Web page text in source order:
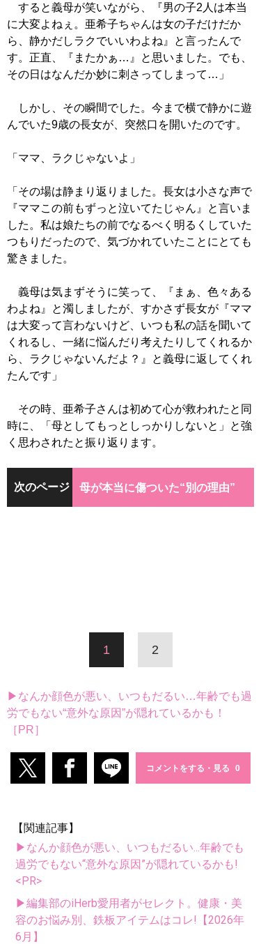
すると義母が笑いながら、『男の子2人は本当
に大変よねぇ。亜希子ちゃんは女の子だけだか
ら、静かだしラクでいいわよね』と言ったんで
す。正直、『またかぁ…』と思いました。でも、
その日はなんだか妙に刺さってしまって…」
しかし、その瞬間でした。今まで横で静かに遊
んでいた9歳の長女が、突然口を開いたのです。
「ママ、ラクじゃないよ」
「その場は静まり返りました。長女は小さな声で
『ママこの前もずっと泣いてたじゃん』と言いま
した。私は娘たちの前でなるべく明るくしていた
つもりだったので、気づかれていたことにとても
驚きました。
義母は気まずそうに笑って、『まぁ、色々ある
わよね』と濁しましたが、すかさず長女が『ママ
は大変って言わないけど、いつも私の話を聞いて
くれるし、一緒に悩んだり考えたりしてくれるか
ら、ラクじゃないんだよ？』と義母に返してくれ
たんです」
その時、亜希子さんは初めて心が救われたと同
時に、「母としてもっとしっかりしないと」と強
く思わされたと振り返ります。
次のページ 母が本当に傷ついた“別の理由”
1 2
▶なんか顔色が悪い、いつもだるい…年齢でも過
労でもない“意外な原因”が隠れているかも！
［PR］
コメントをする・見る
【関連記事】
▶なんか顔色が悪い、いつもだるい...年齢でも
過労でもない“意外な原因”が隠れているかも!
<PR>
▶編集部のiHerb愛用者がセレクト。健康・美
容のお悩み別、鉄板アイテムはコレ!【2026年
6月】